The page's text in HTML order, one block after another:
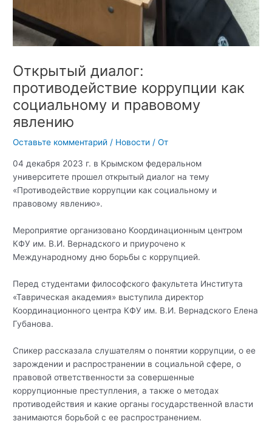
Открытый диалог:
противодействие коррупции как
социальному и правовому
явлению
Оставьте комментарий / Новости / От
04 декабря 2023 г. в Крымском федеральном
университете прошел открытый диалог на тему
«Противодействие коррупции как социальному и
правовому явлению».
Мероприятие организовано Координационным центром
КФУ им. В.И. Вернадского и приурочено к
Международному дню борьбы с коррупцией.
Перед студентами философского факультета Института
«Таврическая академия» выступила директор
Координационного центра КФУ им. В.И. Вернадского Елена
Губанова.
Спикер рассказала слушателям о понятии коррупции, о ее
зарождении и распространении в социальной сфере, о
правовой ответственности за совершенные
коррупционные преступления, а также о методах
противодействия и какие органы государственной власти
занимаются борьбой с ее распространением.